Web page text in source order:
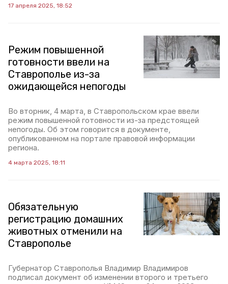
17 апреля 2025, 18:52
Режим повышенной
готовности ввели на
Ставрополье из-за
ожидающейся непогоды
Во вторник, 4 марта, в Ставропольском крае ввели
режим повышенной готовности из-за предстоящей
непогоды. Об этом говорится в документе,
опубликованном на портале правовой информации
региона.
4 марта 2025, 18:11
Обязательную
регистрацию домашних
животных отменили на
Ставрополье
Губернатор Ставрополья Владимир Владимиров
подписал документ об изменении второго и третьего